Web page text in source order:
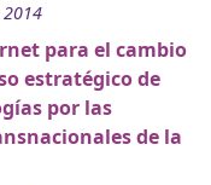
para el cambio
estratégico de
por las
de la